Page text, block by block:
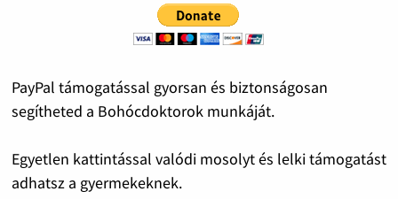
PayPal támogatással gyorsan és biztonságosan
segítheted a Bohócdoktorok munkáját.
Egyetlen kattintással valódi mosolyt és lelki támogatást
adhatsz a gyermekeknek.